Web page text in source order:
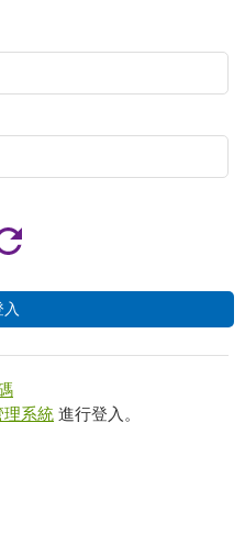
理系統 進行登入。